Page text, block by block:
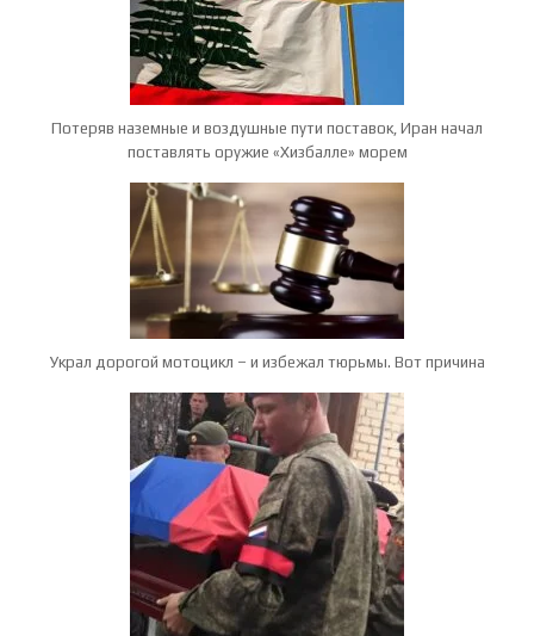
Потеряв наземные и воздушные пути поставок, Иран начал
поставлять оружие «Хизбалле» морем
Украл дорогой мотоцикл – и избежал тюрьмы. Вот причина